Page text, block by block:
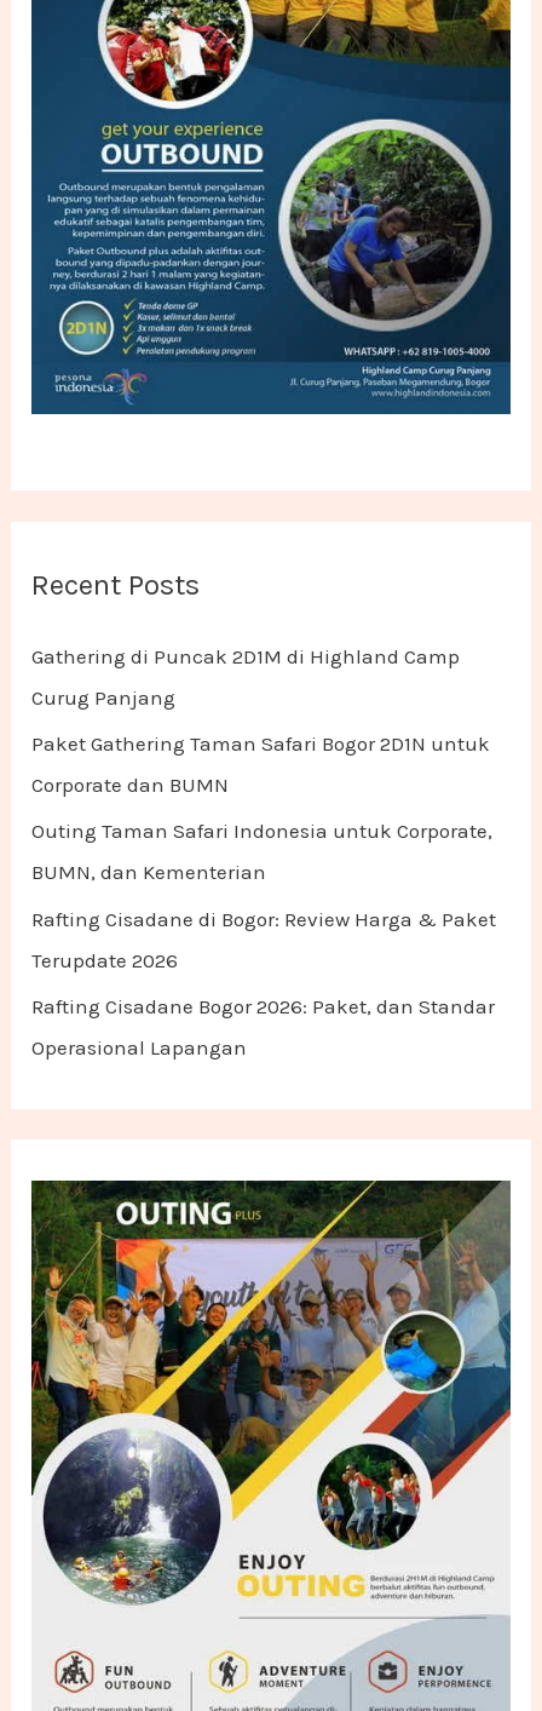
Recent Posts
Gathering di Puncak 2D1M di Highland Camp
Curug Panjang
Paket Gathering Taman Safari Bogor 2D1N untuk
Corporate dan BUMN
Outing Taman Safari Indonesia untuk Corporate,
BUMN, dan Kementerian
Rafting Cisadane di Bogor: Review Harga & Paket
Terupdate 2026
Rafting Cisadane Bogor 2026: Paket, dan Standar
Operasional Lapangan